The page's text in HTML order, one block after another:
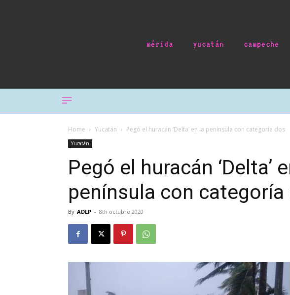
mérida yucatán campeche
Home Yucatán Pegó el huracán ‘Delta’ en la península con categoría dos
Yucatán
Pegó el huracán ‘Delta’
península con categoría
By ADLP - 8th octubre 2020